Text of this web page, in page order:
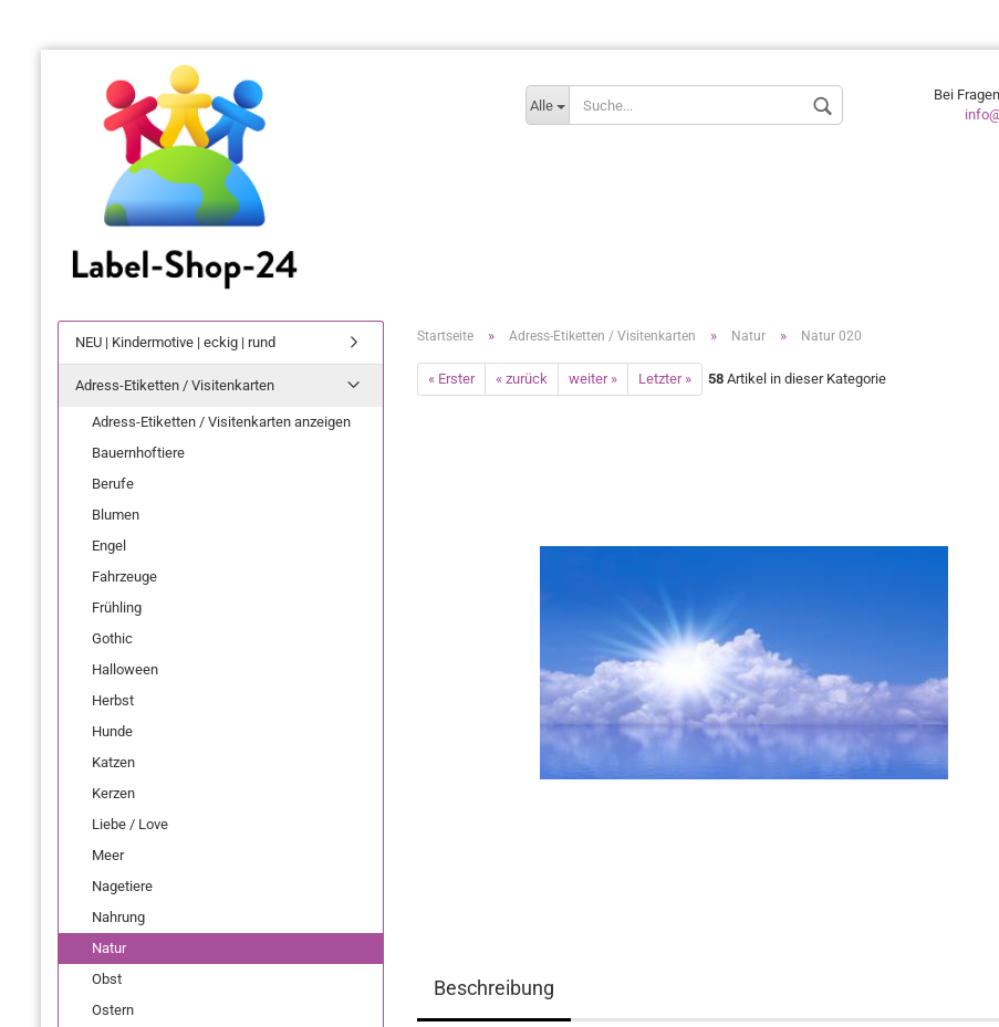
Alle
Bei
Startseite » Adress-Etiketten / Visitenkarten » Natur » Natur 020
« Erster « zurück weiter » Letzter » 58 Artikel in dieser Kategorie
Beschreibung
NEU | Kindermotive | eckig | rund
Adress-Etiketten / Visitenkarten
Adress-Etiketten / Visitenkarten anzeigen
Bauernhoftiere
Berufe
Blumen
Engel
Fahrzeuge
Frühling
Gothic
Halloween
Herbst
Hunde
Katzen
Kerzen
Liebe / Love
Meer
Nagetiere
Nahrung
Natur
Obst
Ostern